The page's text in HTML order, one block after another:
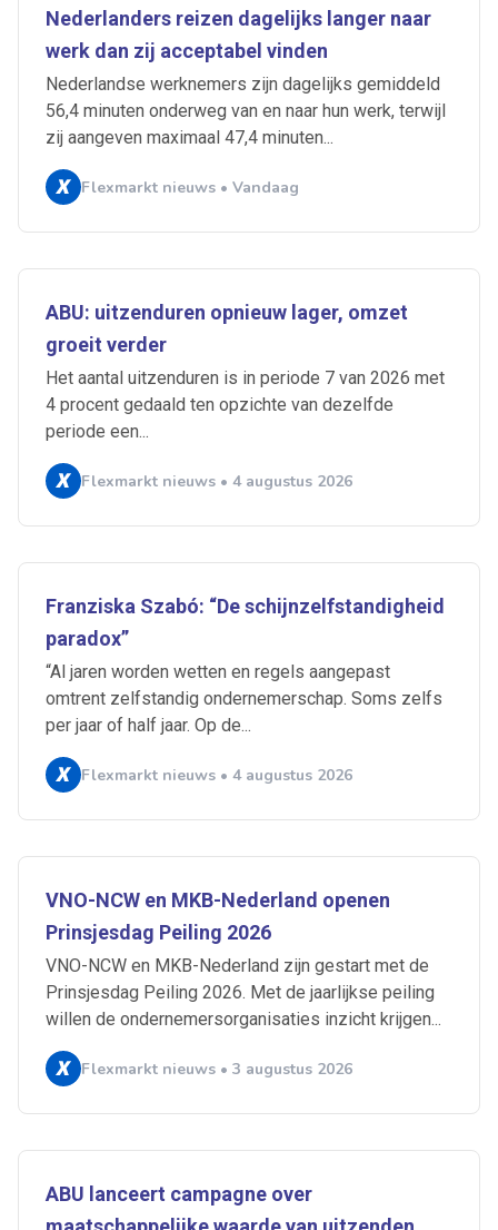
Nederlanders reizen dagelijks langer naar
werk dan zij acceptabel vinden
Nederlandse werknemers zijn dagelijks gemiddeld
56,4 minuten onderweg van en naar hun werk, terwijl
zij aangeven maximaal 47,4 minuten...
Flexmarkt nieuws • Vandaag
ABU: uitzenduren opnieuw lager, omzet
groeit verder
Het aantal uitzenduren is in periode 7 van 2026 met
4 procent gedaald ten opzichte van dezelfde
periode een...
Flexmarkt nieuws • 4 augustus 2026
Franziska Szabó: “De schijnzelfstandigheid
paradox”
“Al jaren worden wetten en regels aangepast
omtrent zelfstandig ondernemerschap. Soms zelfs
per jaar of half jaar. Op de...
Flexmarkt nieuws • 4 augustus 2026
VNO-NCW en MKB-Nederland openen
Prinsjesdag Peiling 2026
VNO-NCW en MKB-Nederland zijn gestart met de
Prinsjesdag Peiling 2026. Met de jaarlijkse peiling
willen de ondernemersorganisaties inzicht krijgen...
Flexmarkt nieuws • 3 augustus 2026
ABU lanceert campagne over
Ontvang vacatures direct in
je mailbox